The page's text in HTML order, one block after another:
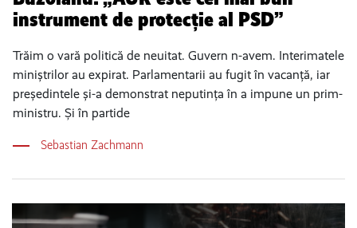
instrument de protecție al PSD”
Trăim o vară politică de neuitat. Guvern n-avem. Interimatele
miniștrilor au expirat. Parlamentarii au fugit în vacanță, iar
președintele și-a demonstrat neputința în a impune un prim-
ministru. Și în partide
Sebastian Zachmann